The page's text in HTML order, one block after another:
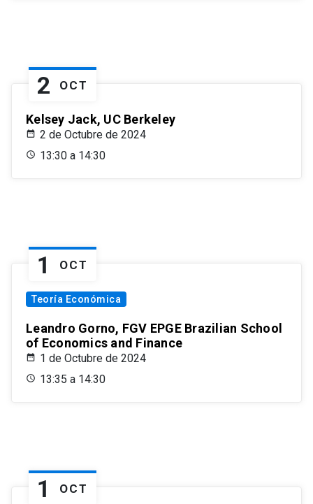
2 OCT
Kelsey Jack, UC Berkeley
2 de Octubre de 2024
13:30 a 14:30
1 OCT
Teoría Económica
Leandro Gorno, FGV EPGE Brazilian School
of Economics and Finance
1 de Octubre de 2024
13:35 a 14:30
1 OCT